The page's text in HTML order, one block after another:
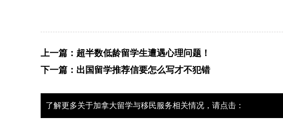
上一篇： 超半数低龄留学生遭遇心理问题！
下一篇： 出国留学推荐信要怎么写才不犯错
了解更多关于加拿大留学与移民服务相关情况，请点击：